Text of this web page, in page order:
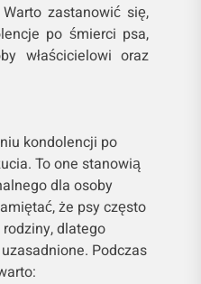
zastanowić się,
po śmierci psa,
właścicielowi oraz
kondolencji po
To one stanowią
dla osoby
że psy często
dlatego
Podczas